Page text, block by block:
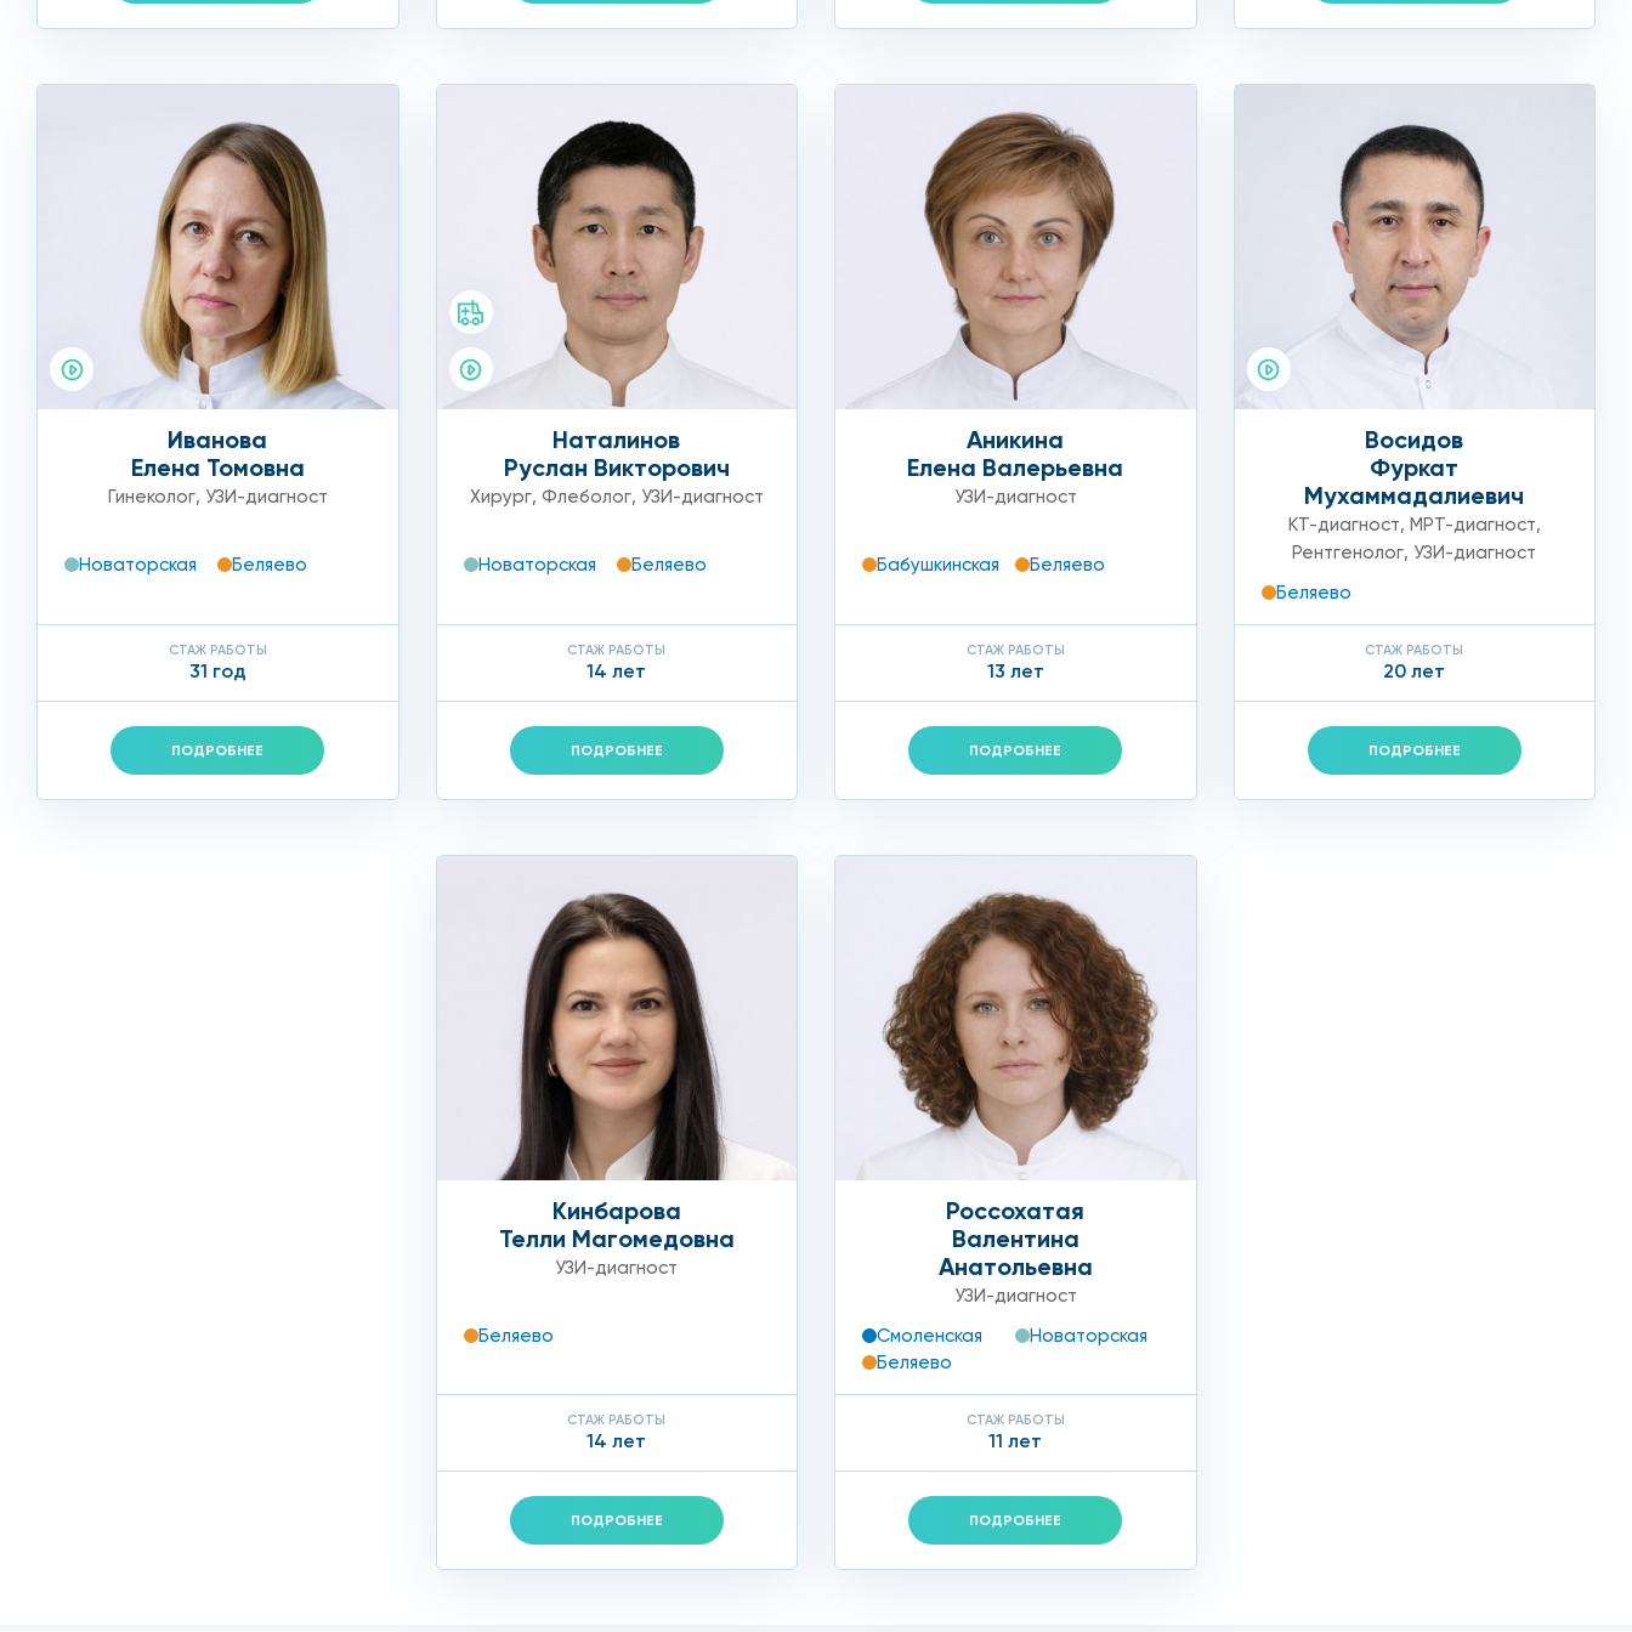
Вагинальное — проводится через влагалище, при этом мочевой пузырь должен быть пустым. У этого метода есть ряд противопоказаний, о которых также
1. Трансвагинальное УЗИ не требует специальной подготовки.
Исследование проводится при опорожненном мочевом пузыре.
2. Для трансабдоминального (через переднюю брюшную стенку) гинекологического УЗИ необходима подготовка мочевого пузыря: выпить 1—1,5 литра
негазированной жидкости за 1 час до процедуры и не мочиться до исследования.
Позвоните в клинику по телефону, и наши специалисты вас проконсультируют, подскажут, как правильно подготовиться к обследованию, а также расскажут,
сколько стоит тот или иной вид обследования. Ежедневно мы помогаем сотням женщин и заботимся об их здоровье, и именно этим заслужили положительные
отзывы. Если вы еще не решили, где сделать УЗИ матки, то ждем вас у нас в «Столице» на Профсоюзной!
Иванова
Елена Томовна
Гинеколог, УЗИ-диагност
Новаторская Беляево
СТАЖ РАБОТЫ
31 год
ПОДРОБНЕЕ
Наталинов
Руслан Викторович
Хирург, Флеболог, УЗИ-диагност
Новаторская Беляево
СТАЖ РАБОТЫ
14 лет
ПОДРОБНЕЕ
Аникина
Елена Валерьевна
УЗИ-диагност
Бабушкинская Беляево
СТАЖ РАБОТЫ
13 лет
ПОДРОБНЕЕ
Восидов
Фуркат
Мухаммадалиевич
КТ-диагност, МРТ-диагност,
Рентгенолог, УЗИ-диагност
Беляево
СТАЖ РАБОТЫ
20 лет
ПОДРОБНЕЕ
Кинбарова
Телли Магомедовна
УЗИ-диагност
Беляево
СТАЖ РАБОТЫ
14 лет
ПОДРОБНЕЕ
Россохатая
Валентина
Анатольевна
УЗИ-диагност
Смоленская
Новаторская
Беляево
СТАЖ РАБОТЫ
11 лет
ПОДРОБНЕЕ